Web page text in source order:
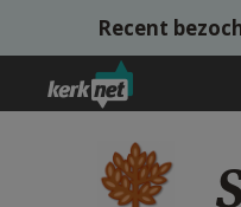
Overslaan en naar de
Recent